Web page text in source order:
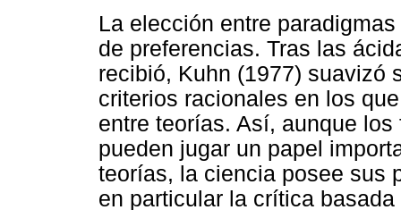
La elección entre
de preferencias. Tras las
recibió, Kuhn (1977) suavizó
criterios racionales en los
entre teorías. Así, aunque
pueden jugar un papel
teorías, la ciencia posee sus
en particular la crítica